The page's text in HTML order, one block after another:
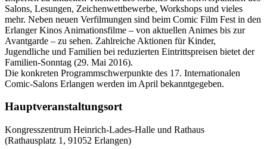
Salons, Lesungen, Zeichenwettbewerbe, Workshops und vieles
mehr. Neben neuen Verfilmungen sind beim Comic Film Fest in den
Erlanger Kinos Animationsfilme – von aktuellen Animes bis zur
Avantgarde – zu sehen. Zahlreiche Aktionen für Kinder,
Jugendliche und Familien bei reduzierten Eintrittspreisen bietet der
Familien-Sonntag (29. Mai 2016).
Die konkreten Programmschwerpunkte des 17. Internationalen
Comic-Salons Erlangen werden im April bekanntgegeben.
Hauptveranstaltungsort
Kongresszentrum Heinrich-Lades-Halle und Rathaus
(Rathausplatz 1, 91052 Erlangen)